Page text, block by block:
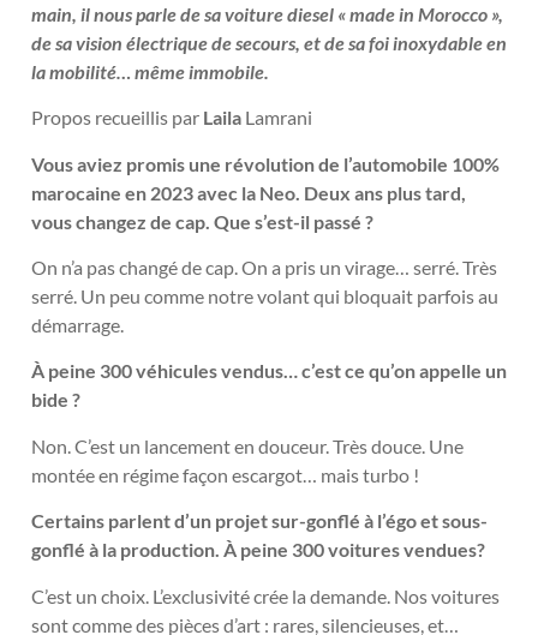
main, il nous parle de sa voiture diesel « made in Morocco »,
de sa vision électrique de secours, et de sa foi inoxydable en
la mobilité… même immobile.
Propos recueillis par Laila Lamrani
Vous aviez promis une révolution de l’automobile 100%
marocaine en 2023 avec la Neo. Deux ans plus tard,
vous changez de cap. Que s’est-il passé ?
On n’a pas changé de cap. On a pris un virage… serré. Très
serré. Un peu comme notre volant qui bloquait parfois au
démarrage.
À peine 300 véhicules vendus… c’est ce qu’on appelle un
bide ?
Non. C’est un lancement en douceur. Très douce. Une
montée en régime façon escargot… mais turbo !
Certains parlent d’un projet sur-gonflé à l’égo et sous-
gonflé à la production. À peine 300 voitures vendues?
C’est un choix. L’exclusivité crée la demande. Nos voitures
sont comme des pièces d’art : rares, silencieuses, et…